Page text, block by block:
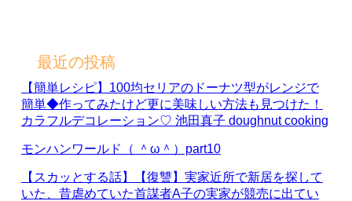
最近の投稿
【簡単レシピ】100均セリアのドーナツ型がレンジで
簡単◆作ってみたけど更に美味しい方法も見つけた！
カラフルデコレーション♡ 池田真子 doughnut cooking
モンハンワールド（ ＾ω＾）part10
【スカッとする話】【復讐】実家近所で新居を探して
いた、昔虐めていた首謀者A子の実家が競売に出てい